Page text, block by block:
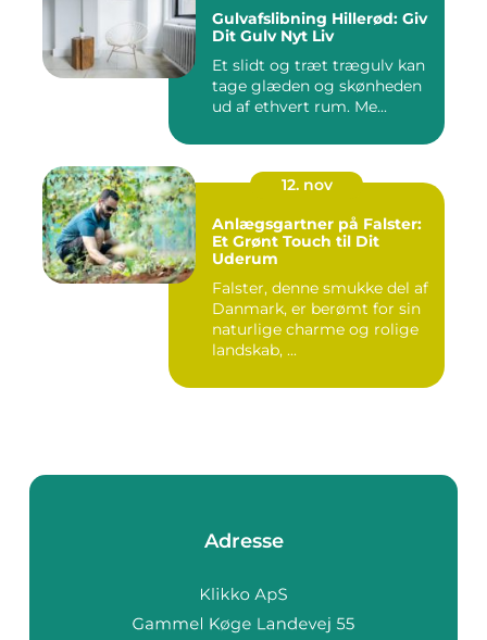
Gulvafslibning Hillerød: Giv
Dit Gulv Nyt Liv
Et slidt og træt trægulv kan
tage glæden og skønheden
ud af ethvert rum. Me...
12. nov
Anlægsgartner på Falster:
Et Grønt Touch til Dit
Uderum
Falster, denne smukke del af
Danmark, er berømt for sin
naturlige charme og rolige
landskab, ...
Adresse